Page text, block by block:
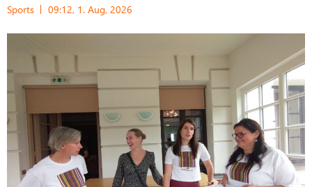
Sports 09:12, 1. Aug, 2026